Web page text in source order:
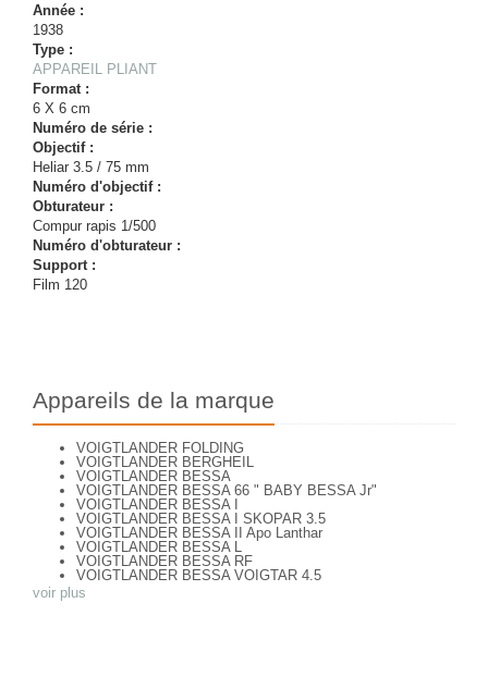
Année :
1938
Type :
APPAREIL PLIANT
Format :
6 X 6 cm
Numéro de série :
Objectif :
Heliar 3.5 / 75 mm
Numéro d'objectif :
Obturateur :
Compur rapis 1/500
Numéro d'obturateur :
Support :
Film 120
Appareils de la marque
VOIGTLANDER FOLDING
VOIGTLANDER BERGHEIL
VOIGTLANDER BESSA
VOIGTLANDER BESSA 66 " BABY BESSA Jr"
VOIGTLANDER BESSA I
VOIGTLANDER BESSA I SKOPAR 3.5
VOIGTLANDER BESSA II Apo Lanthar
VOIGTLANDER BESSA L
VOIGTLANDER BESSA RF
VOIGTLANDER BESSA VOIGTAR 4.5
VOIGTLANDER BESSA VOIGTAR 6.3
voir plus